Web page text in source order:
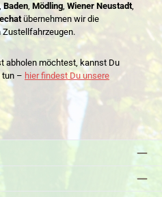
,Baden, Mödling, Wiener Neustadt,
übernehmen wir die
Zustellfahrzeugen.
abholen möchtest, kannst Du
tun – hier findest Du unsere